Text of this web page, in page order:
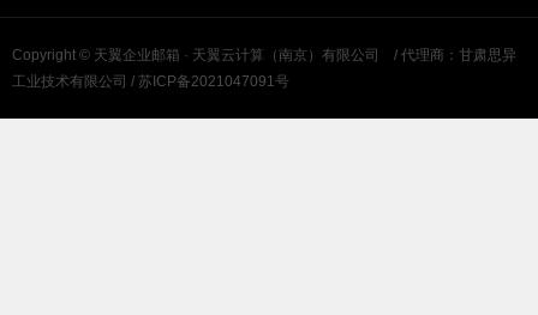
Copyright © 天翼企业邮箱 · 天翼云计算（南京）有限公司
/ 代理商：甘肃思异
工业技术有限公司 / 苏ICP备2021047091号